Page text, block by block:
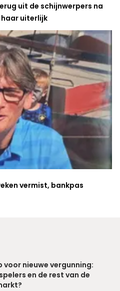
uit de schijnwerpers na
uiterlijk
vermist, bankpas
voor nieuwe vergunning:
en de rest van de